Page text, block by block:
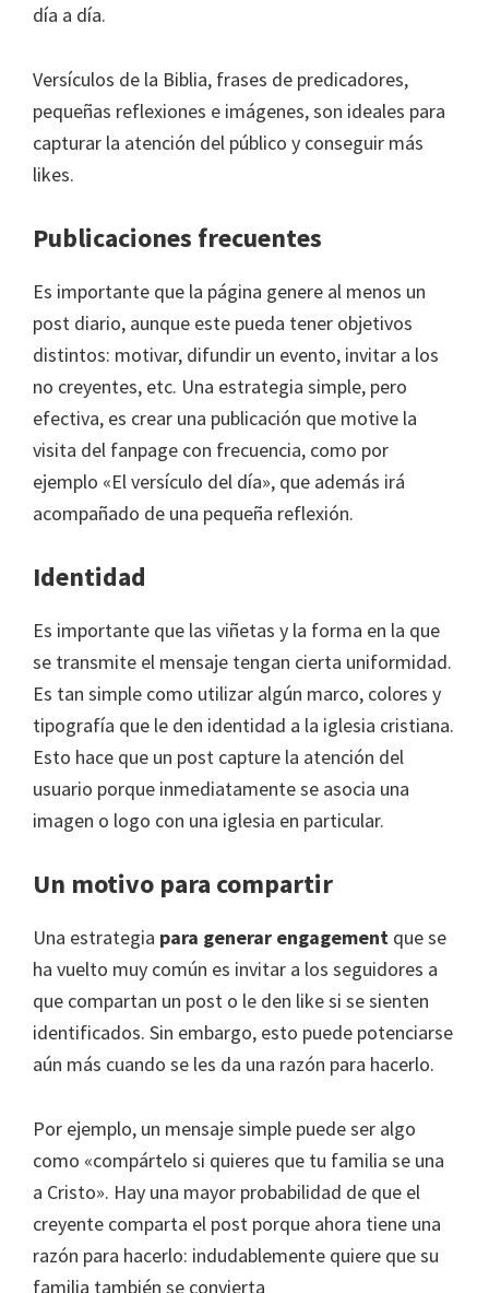
día a día.
Versículos de la Biblia, frases de predicadores,
pequeñas reflexiones e imágenes, son ideales para
capturar la atención del público y conseguir más
likes.
Publicaciones frecuentes
Es importante que la página genere al menos un
post diario, aunque este pueda tener objetivos
distintos: motivar, difundir un evento, invitar a los
no creyentes, etc. Una estrategia simple, pero
efectiva, es crear una publicación que motive la
visita del fanpage con frecuencia, como por
ejemplo «El versículo del día», que además irá
acompañado de una pequeña reflexión.
Identidad
Es importante que las viñetas y la forma en la que
se transmite el mensaje tengan cierta uniformidad.
Es tan simple como utilizar algún marco, colores y
tipografía que le den identidad a la iglesia cristiana.
Esto hace que un post capture la atención del
usuario porque inmediatamente se asocia una
imagen o logo con una iglesia en particular.
Un motivo para compartir
Una estrategia para generar engagement que se
ha vuelto muy común es invitar a los seguidores a
que compartan un post o le den like si se sienten
identificados. Sin embargo, esto puede potenciarse
aún más cuando se les da una razón para hacerlo.
Por ejemplo, un mensaje simple puede ser algo
como «compártelo si quieres que tu familia se una
a Cristo». Hay una mayor probabilidad de que el
creyente comparta el post porque ahora tiene una
razón para hacerlo: indudablemente quiere que su
familia también se convierta